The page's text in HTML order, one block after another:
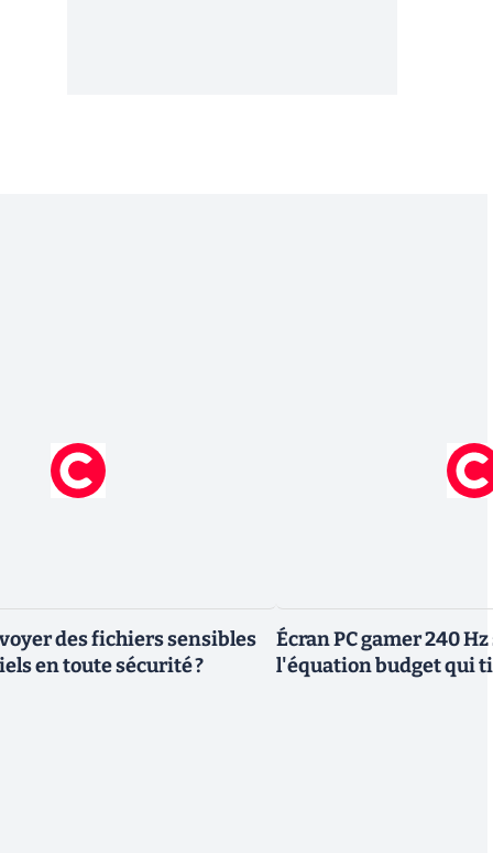
des fichiers sensibles
en toute sécurité ?
Écran PC gamer 240
l'équation budget qui